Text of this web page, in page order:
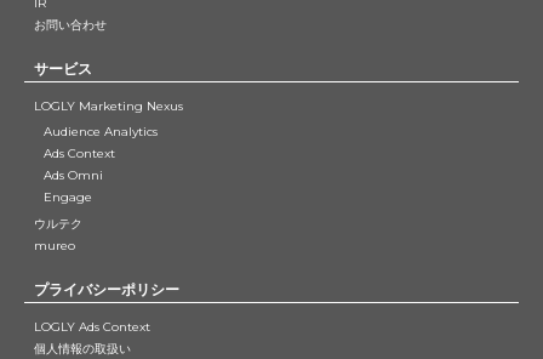
IR
お問い合わせ
サービス
LOGLY Marketing Nexus
Audience Analytics
Ads Context
Ads Omni
Engage
ウルテク
mureo
プライバシーポリシー
LOGLY Ads Context
個人情報の取扱い